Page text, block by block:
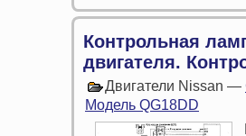
Контрольная
двигателя.
Двигатели Nissan —
Модель QG18DD